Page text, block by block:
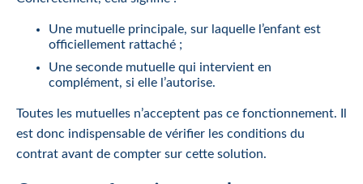
Une mutuelle principale, sur laquelle l’enfant est
officiellement rattaché ;
Une seconde mutuelle qui intervient en
complément, si elle l’autorise.
Toutes les mutuelles n’acceptent pas ce fonctionnement. Il
est donc indispensable de vérifier les conditions du
contrat avant de compter sur cette solution.